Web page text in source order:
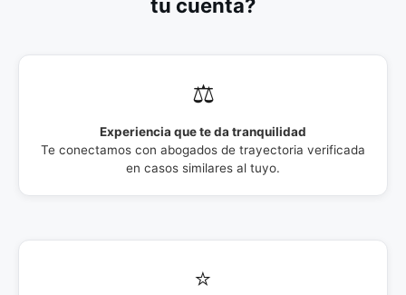
tu cuenta?
⚖️
Experiencia que te da tranquilidad
Te conectamos con abogados de trayectoria verificada
en casos similares al tuyo.
⭐